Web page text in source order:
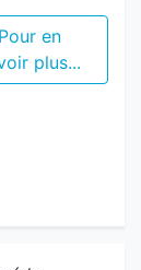
Pour en
plus...